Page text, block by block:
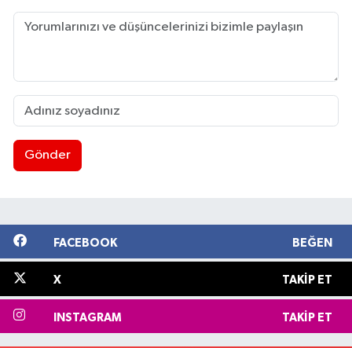
Gönder
FACEBOOK BEĞEN
X TAKIP ET
INSTAGRAM TAKIP ET